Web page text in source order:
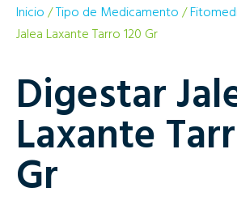
Inicio/Tipo de Medicamento/
Jalea Laxante Tarro 120 Gr
Digestar
Laxante
Gr